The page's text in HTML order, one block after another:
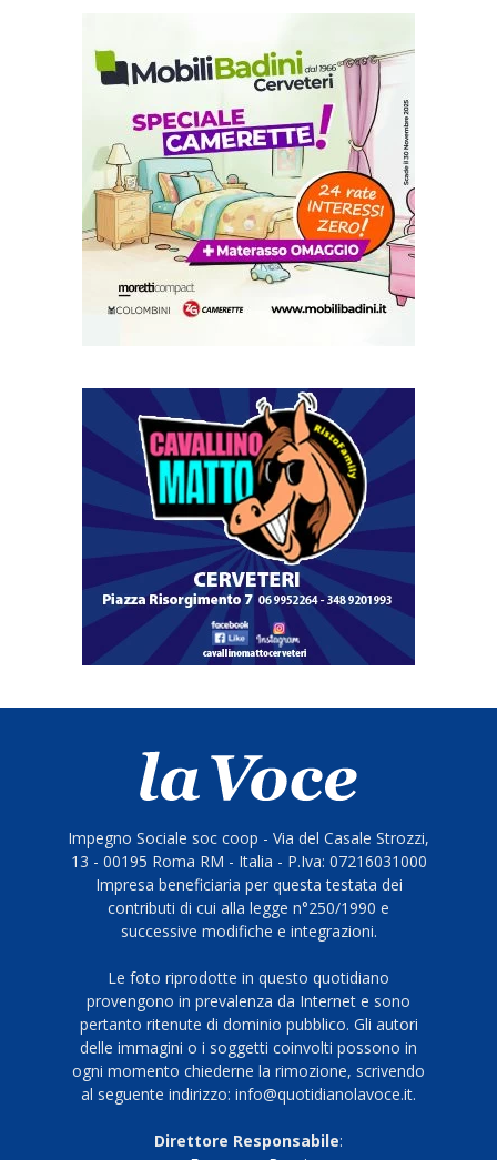
Impegno Sociale soc coop - Via del Casale Strozzi,
13 - 00195 Roma RM - Italia - P.Iva: 07216031000
Impresa beneficiaria per questa testata dei
contributi di cui alla legge n°250/1990 e
successive modifiche e integrazioni.
Le foto riprodotte in questo quotidiano
provengono in prevalenza da Internet e sono
pertanto ritenute di dominio pubblico. Gli autori
delle immagini o i soggetti coinvolti possono in
ogni momento chiederne la rimozione, scrivendo
al seguente indirizzo: info@quotidianolavoce.it.
Direttore Responsabile: